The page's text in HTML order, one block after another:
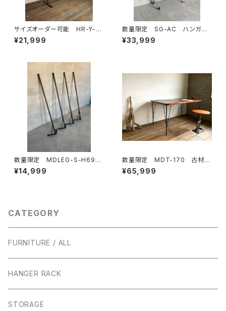
サイズオーダー可能 HR-Y-F
REE ハンガーラック アイア
ン インダストリアル 収納
¥21,999
数量限定 SG-AC ハンガー
ラック パイプ スチール ガス
管 組立式 組み立て式 イン
¥33,999
数量限定 MDLEG-S-H69
鉄脚 アイアンレッグ インダ
ストリアル ダイニングテーブ
¥14,999
数量限定 MDT-170 古材
ワークデスク カフェテーブ
ル テーブル ダイニングテー
¥65,999
CATEGORY
FURNITURE / ALL
HANGER RACK
STORAGE